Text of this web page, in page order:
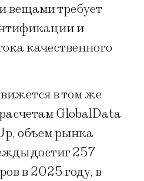
вещами требует
и
качественного
в том же
GlobalData
объем рынка
достиг 257
в 2025 году, в